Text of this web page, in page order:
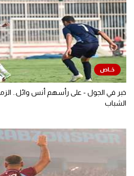
خبر في الجول - على رأسهم أنس وائل..
الشباب